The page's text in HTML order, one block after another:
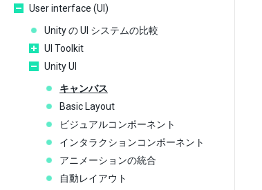
User interface (UI)
Unity の UI システムの比較
UI Toolkit
Unity UI
キャンバス
Basic Layout
ビジュアルコンポーネント
インタラクションコンポーネント
アニメーションの統合
自動レイアウト